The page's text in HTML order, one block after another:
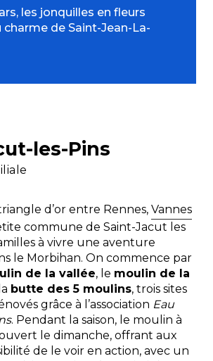
les jonquilles en fleurs
de Saint-Jean-La-
les-Pins
d’or entre Rennes, Vannes
commune de Saint-Jacut les
à vivre une aventure
le Morbihan. On commence par
de la vallée, le moulin de la
butte des 5 moulins, trois sites
grâce à l’association Eau
. Pendant la saison, le moulin à
le dimanche, offrant aux
de le voir en action, avec un